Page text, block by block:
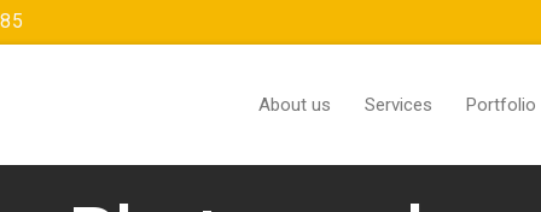
About us Services Portfolio